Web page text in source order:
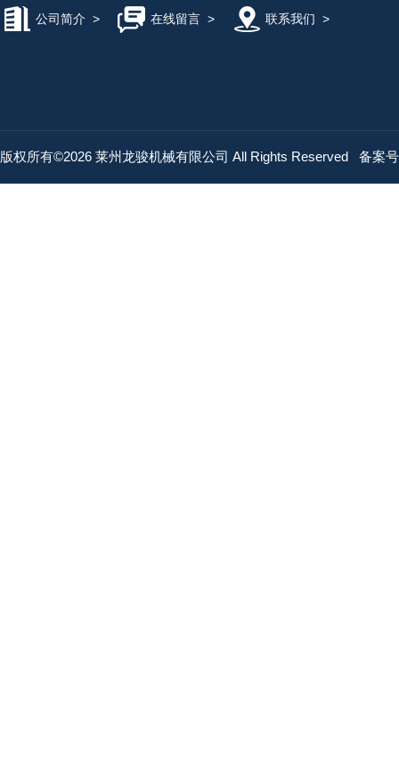
公司简介 > 在线留言> 联系我们 >
版权所有©2026 莱州龙骏机械有限公司 All Rights Reserved 备案